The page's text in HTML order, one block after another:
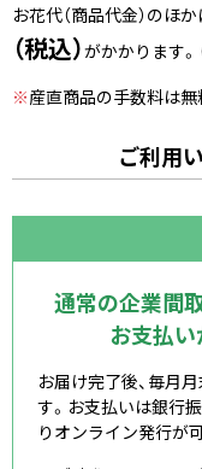
お花代（商品代金）のほ
（税込）がかかります。
※産直商品の手数料は無
ご利用
通常の企業間
お支払い
お届け完了後、毎月
す。お支払いは銀行
りオンライン発行が